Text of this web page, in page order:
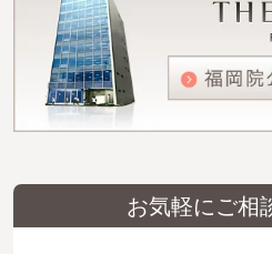
お気軽にご相